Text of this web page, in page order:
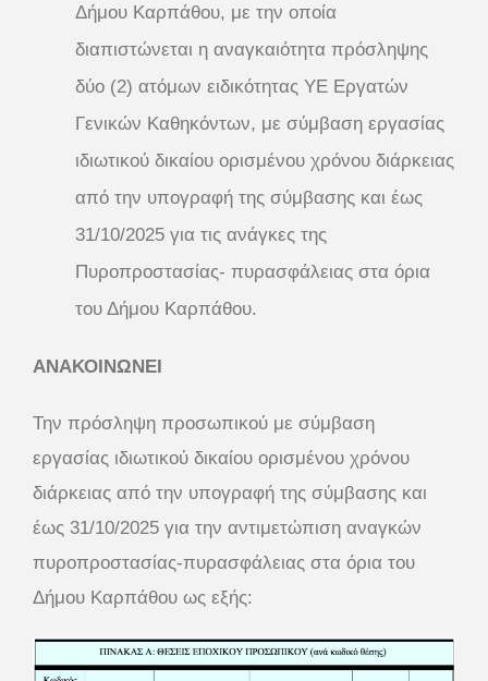
Δήμου Καρπάθου, με την οποία
διαπιστώνεται η αναγκαιότητα πρόσληψης
δύο (2) ατόμων ειδικότητας ΥΕ Εργατών
Γενικών Καθηκόντων, με σύμβαση εργασίας
ιδιωτικού δικαίου ορισμένου χρόνου διάρκειας
από την υπογραφή της σύμβασης και έως
31/10/2025 για τις ανάγκες της
Πυροπροστασίας- πυρασφάλειας στα όρια
του Δήμου Καρπάθου.
ΑΝΑΚΟΙΝΩΝΕΙ
Την πρόσληψη προσωπικού με σύμβαση
εργασίας ιδιωτικού δικαίου ορισμένου χρόνου
διάρκειας από την υπογραφή της σύμβασης και
έως 31/10/2025 για την αντιμετώπιση αναγκών
πυροπροστασίας-πυρασφάλειας στα όρια του
Δήμου Καρπάθου ως εξής: